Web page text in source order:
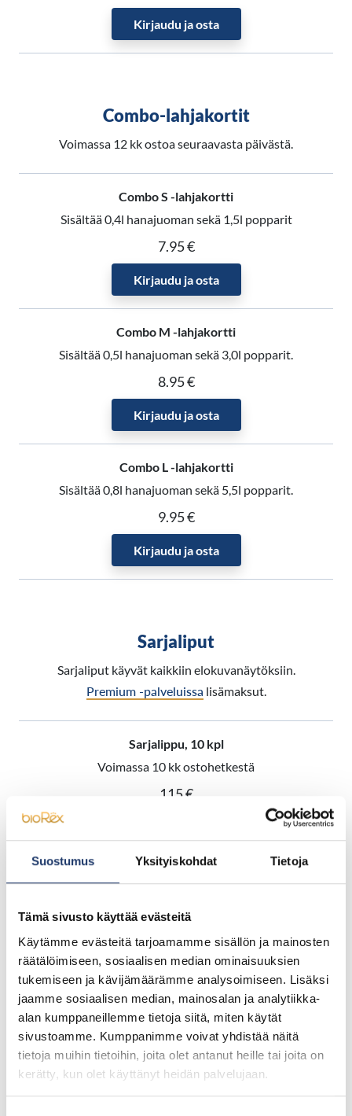
Suostumus Yksityiskohdat Tietoja
Tämä sivusto käyttää evästeitä
Käytämme evästeitä tarjoamamme sisällön ja mainosten
räätälöimiseen, sosiaalisen median ominaisuuksien
tukemiseen ja kävijämäärämme analysoimiseen. Lisäksi
jaamme sosiaalisen median, mainosalan ja analytiikka-
alan kumppaneillemme tietoja siitä, miten käytät
sivustoamme. Kumppanimme voivat yhdistää näitä
tietoja muihin tietoihin, joita olet antanut heille tai joita on
kerätty, kun olet käyttänyt heidän palvelujaan.
Kirjaudu ja osta
Combo-lahjakortit
Voimassa 12 kk ostoa seuraavasta päivästä.
Combo S -lahjakortti
Sisältää 0,4l hanajuoman sekä 1,5l popparit
7.95 €
Kirjaudu ja osta
Combo M -lahjakortti
Sisältää 0,5l hanajuoman sekä 3,0l popparit.
8.95 €
Kirjaudu ja osta
Combo L -lahjakortti
Sisältää 0,8l hanajuoman sekä 5,5l popparit.
9.95 €
Kirjaudu ja osta
Sarjaliput
Sarjaliput käyvät kaikkiin elokuvanäytöksiin.
Premium -palveluissa lisämaksut.
Sarjalippu, 10 kpl
Voimassa 10 kk ostohetkestä
115 €
Kirjaudu ja osta
Premium Sarjaliput
Premium-sarjaliput käyvät kaikkiin